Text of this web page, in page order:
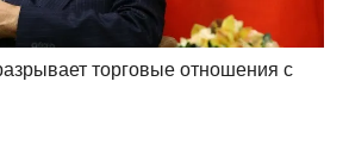
торговые отношения с